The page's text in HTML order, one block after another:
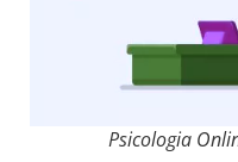
Psicologia